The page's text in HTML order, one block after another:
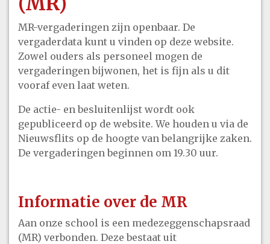
MR-vergaderingen zijn openbaar. De
vergaderdata kunt u vinden op deze website.
Zowel ouders als personeel mogen de
vergaderingen bijwonen, het is fijn als u dit
vooraf even laat weten.
De actie- en besluitenlijst wordt ook
gepubliceerd op de website. We houden u via de
Nieuwsflits op de hoogte van belangrijke zaken.
De vergaderingen beginnen om 19.30 uur.
Informatie over de MR
Aan onze school is een medezeggenschapsraad
(MR) verbonden. Deze bestaat uit